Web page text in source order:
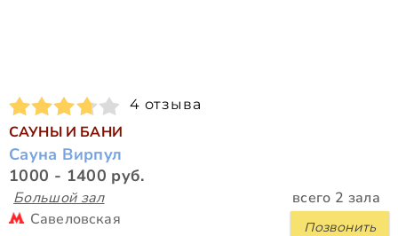
4 отзыва
САУНЫ И БАНИ
Сауна Вирпул
1000 - 1400 руб.
Большой зал всего 2 зала
Позвонить
Савеловская